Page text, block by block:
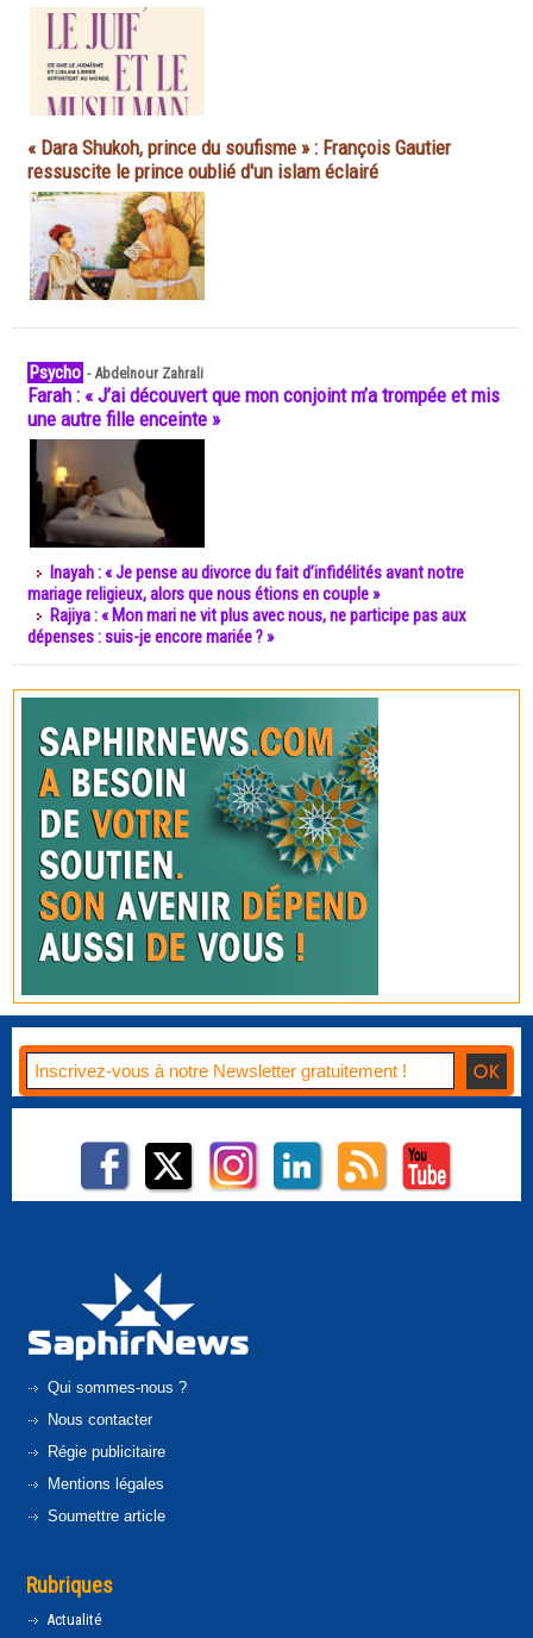
« Dara Shukoh, prince du soufisme » : François Gautier
ressuscite le prince oublié d'un islam éclairé
Psycho -Abdelnour Zahrali
Farah : « J’ai découvert que mon conjoint m’a trompée et mis
une autre fille enceinte »
Inayah : « Je pense au divorce du fait d’infidélités avant notre
mariage religieux, alors que nous étions en couple »
Rajiya : « Mon mari ne vit plus avec nous, ne participe pas aux
dépenses : suis-je encore mariée ? »
Qui sommes-nous ?
Nous contacter
Régie publicitaire
Mentions légales
Soumettre article
Rubriques
Actualité